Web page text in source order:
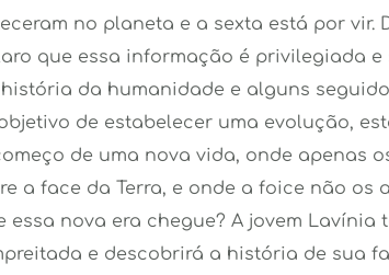
no planeta e a sexta está por vir.
que essa informação é privilegiada e
da humanidade e alguns
de estabelecer uma evolução,
de uma nova vida, onde apenas
a face da Terra, e onde a foice não os
essa nova era chegue? A jovem Lavínia
e descobrirá a história de sua